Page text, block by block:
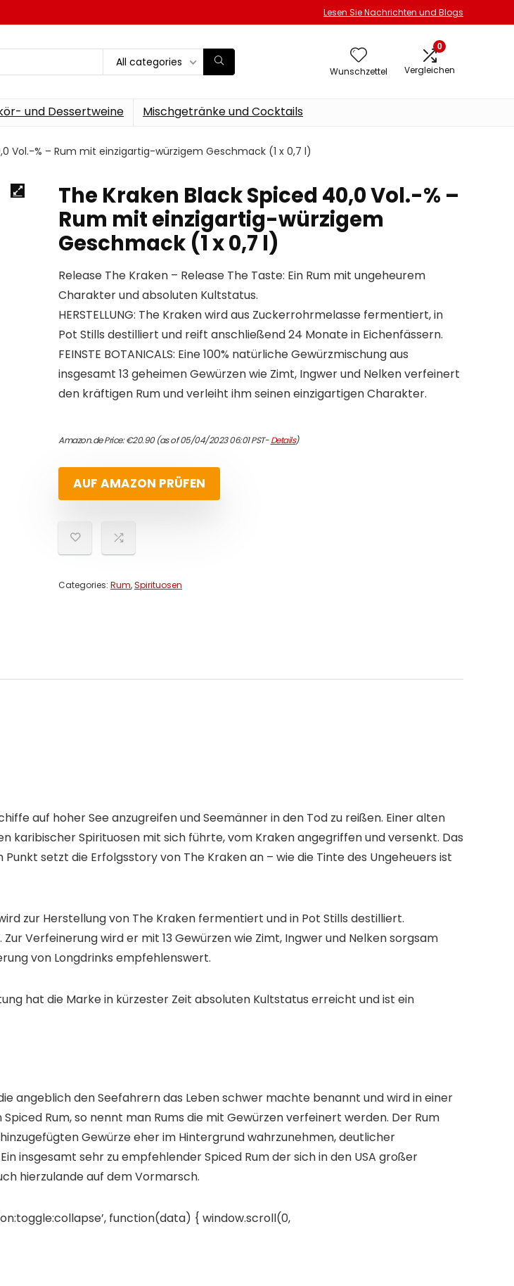
Lesen Sie Nachrichten und Blogs
All categories
Wunschzettel
0
Vergleichen
und Dessertweine Mischgetränke und Cocktails
Vol.-% – Rum mit einzigartig-würzigem Geschmack (1 x 0,7 l)
The Kraken Black Spiced 40,0 Vol.-% –
Rum mit einzigartig-würzigem
Geschmack (1 x 0,7 l)
Release The Kraken – Release The Taste: Ein Rum mit ungeheurem
Charakter und absoluten Kultstatus.
HERSTELLUNG: The Kraken wird aus Zuckerrohrmelasse fermentiert, in
Pot Stills destilliert und reift anschließend 24 Monate in Eichenfässern.
FEINSTE BOTANICALS: Eine 100% natürliche Gewürzmischung aus
insgesamt 13 geheimen Gewürzen wie Zimt, Ingwer und Nelken verfeinert
den kräftigen Rum und verleiht ihm seinen einzigartigen Charakter.
Amazon.de Price:€20.90(as of 05/04/2023 06:01 PST-Details)
AUF AMAZON PRÜFEN
Categories: Rum,Spirituosen
auf hoher See anzugreifen und Seemänner in den Tod zu reißen. Einer alten
karibischer Spirituosen mit sich führte, vom Kraken angegriffen und versenkt. Das
setzt die Erfolgsstory von The Kraken an – wie die Tinte des Ungeheuers ist
zur Herstellung von The Kraken fermentiert und in Pot Stills destilliert.
Verfeinerung wird er mit 13 Gewürzen wie Zimt, Ingwer und Nelken sorgsam
von Longdrinks empfehlenswert.
hat die Marke in kürzester Zeit absoluten Kultstatus erreicht und ist ein
angeblich den Seefahrern das Leben schwer machte benannt und wird in einer
Rum, so nennt man Rums die mit Gewürzen verfeinert werden. Der Rum
Gewürze eher im Hintergrund wahrzunehmen, deutlicher
insgesamt sehr zu empfehlender Spiced Rum der sich in den USA großer
hierzulande auf dem Vormarsch.
function(data) { window.scroll(0,